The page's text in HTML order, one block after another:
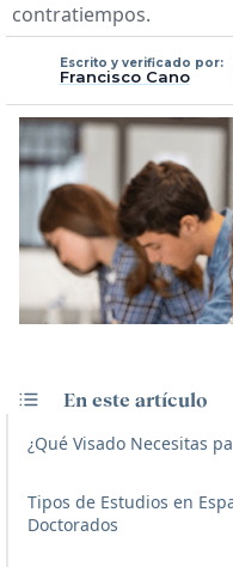
contratiempos.
Escrito y verificado por:
Francisco Cano
En este artículo
¿Qué Visado Necesitas
Tipos de Estudios en
Doctorados